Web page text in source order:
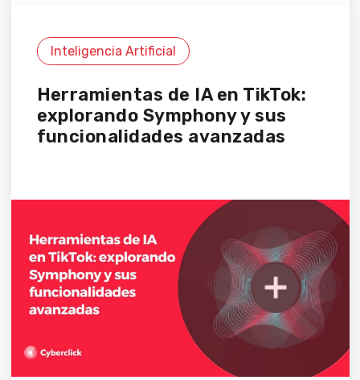
Inteligencia Artificial
Herramientas de IA en TikTok:
explorando Symphony y sus
funcionalidades avanzadas